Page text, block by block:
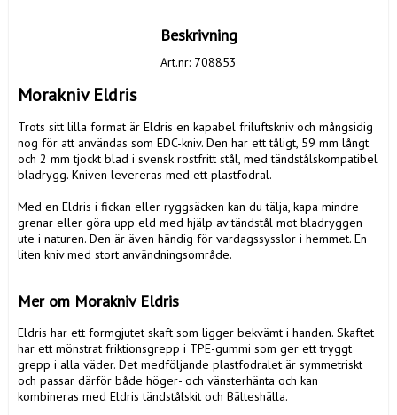
Beskrivning
Art.nr: 708853
Morakniv Eldris
Trots sitt lilla format är Eldris en kapabel friluftskniv och mångsidig
nog för att användas som EDC-kniv. Den har ett tåligt, 59 mm långt
och 2 mm tjockt blad i svensk rostfritt stål, med tändstålskompatibel
bladrygg. Kniven levereras med ett plastfodral.
Med en Eldris i fickan eller ryggsäcken kan du tälja, kapa mindre
grenar eller göra upp eld med hjälp av tändstål mot bladryggen
ute i naturen. Den är även händig för vardagssysslor i hemmet. En
liten kniv med stort användningsområde.
Mer om Morakniv Eldris
Eldris har ett formgjutet skaft som ligger bekvämt i handen. Skaftet
har ett mönstrat friktionsgrepp i TPE-gummi som ger ett tryggt
grepp i alla väder. Det medföljande plastfodralet är symmetriskt
och passar därför både höger- och vänsterhänta och kan
kombineras med Eldris tändstålskit och Bälteshälla.